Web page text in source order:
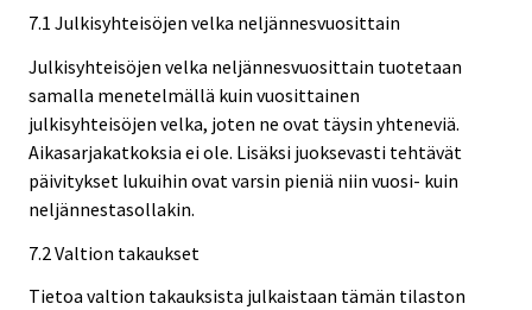
7.1 Julkisyhteisöjen velka neljännesvuosittain
Julkisyhteisöjen velka neljännesvuosittain tuotetaan
samalla menetelmällä kuin vuosittainen
julkisyhteisöjen velka, joten ne ovat täysin yhteneviä.
Aikasarjakatkoksia ei ole. Lisäksi juoksevasti tehtävät
päivitykset lukuihin ovat varsin pieniä niin vuosi- kuin
neljännestasollakin.
7.2 Valtion takaukset
Tietoa valtion takauksista julkaistaan tämän tilaston